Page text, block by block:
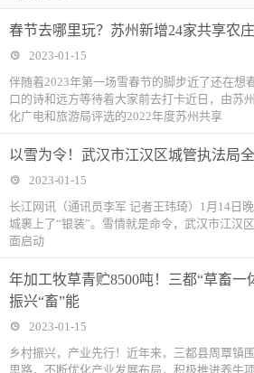
春节去哪里玩？苏州新增24家共享农
2023-01-15
伴随着2023年第一场雪春节的脚步近了还在想
口的诗和远方等待着大家前去打卡近日，由苏
化广电和旅游局评选的2022年度苏州共享
以雪为令！武汉市江汉区城管执法局
2023-01-15
长江网讯（通讯员李军 记者王玮琦）1月14日
城裹上了“银装”。雪情就是命令，武汉市江汉
面启动
年加工牧草青贮8500吨！三都“草畜一
振兴“畜”能
2023-01-15
乡村振兴，产业先行！近年来，三都县周覃镇
思路，不断优化产业发展布局，积极推进养牛